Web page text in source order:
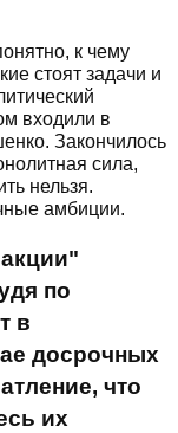
к чему
стоят задачи и
входили в
Закончилось
сила,
нельзя.
амбиции.
по
в
досрочных
что
их